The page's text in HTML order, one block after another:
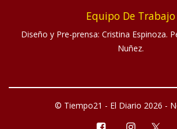
Equipo De Trabajo
Diseño y Pre-prensa: Cristina Espinoza.
Nuñez.
© Tiempo21 - El Diario 2026 -